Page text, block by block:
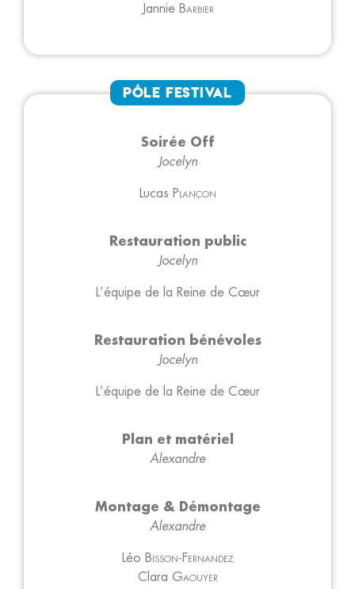
Jannie Barbier
Pôle Festival
Soirée Off
Jocelyn
Lucas Plançon
Restauration public
Jocelyn
L’équipe de la Reine de Cœur
Restauration bénévoles
Jocelyn
L’équipe de la Reine de Cœur
Plan et matériel
Alexandre
Montage & Démontage
Alexandre
Léo Bisson-Fernandez
Clara Gaouyer